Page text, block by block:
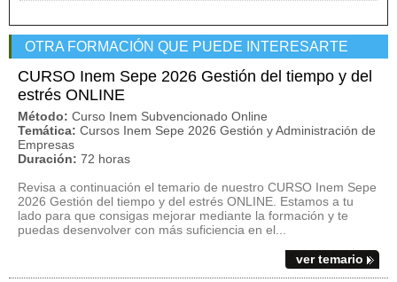
OTRA FORMACIÓN QUE PUEDE INTERESARTE
CURSO Inem Sepe 2026 Gestión del tiempo y del
estrés ONLINE
Método: Curso Inem Subvencionado Online
Temática: Cursos Inem Sepe 2026 Gestión y Administración de
Empresas
Duración: 72 horas
Revisa a continuación el temario de nuestro CURSO Inem Sepe
2026 Gestión del tiempo y del estrés ONLINE. Estamos a tu
lado para que consigas mejorar mediante la formación y te
puedas desenvolver con más suficiencia en el...
ver temario